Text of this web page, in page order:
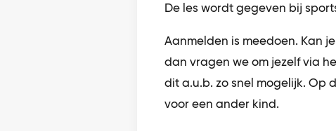
De les wordt gegeven bij
Aanmelden is meedoen. Kan
dan vragen we om jezelf via
dit a.u.b. zo snel mogelijk. Op
voor een ander kind.